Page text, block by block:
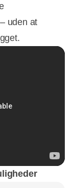
uden at